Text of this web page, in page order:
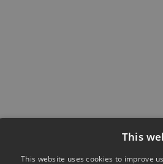
This
This website uses cookies to improve